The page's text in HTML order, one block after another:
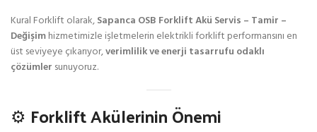
Kural Forklift olarak,Sapanca OSB Forklift Akü Servis – Tamir –
Değişimhizmetimizle işletmelerin elektrikli forklift performansını en
üst seviyeye çıkarıyor,verimlilik ve enerji tasarrufu odaklı
çözümler sunuyoruz.
⚙️ Forklift Akülerinin Önemi